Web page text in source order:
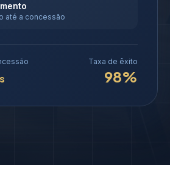
até a concessão
Taxa de êxito
98%